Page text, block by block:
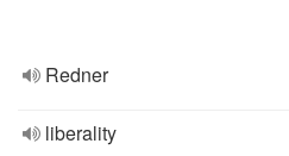
Redner
liberality